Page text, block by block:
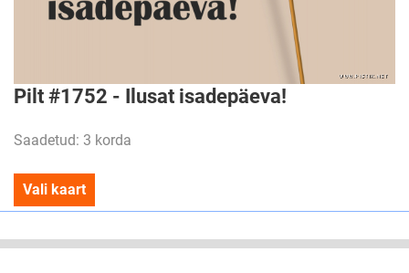
Pilt #1752 - Ilusat isadepäeva!
Saadetud: 3 korda
Vali kaart